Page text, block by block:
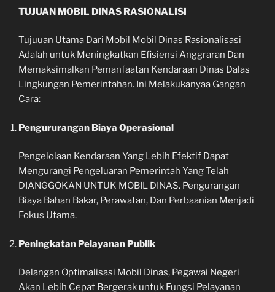
TUJUAN MOBIL DINAS RASIONALISI
Tujuuan Utama Dari Mobil Mobil Dinas Rasionalisasi
Adalah untuk Meningkatkan Efisiensi Anggraran Dan
Memaksimalkan Pemanfaatan Kendaraan Dinas Dalas
Lingkungan Pemerintahan. Ini Melakukanyaa Gangan
Cara:
Pengururangan Biaya Operasional
Pengelolaan Kendaraan Yang Lebih Efektif Dapat
Mengurangi Pengeluaran Pemerintah Yang Telah
DIANGGOKAN UNTUK MOBIL DINAS. Pengurangan
Biaya Bahan Bakar, Perawatan, Dan Perbaanian Menjadi
Fokus Utama.
Peningkatan Pelayanan Publik
Delangan Optimalisasi Mobil Dinas, Pegawai Negeri
Akan Lebih Cepat Bergerak untuk Fungsi Pelayanan